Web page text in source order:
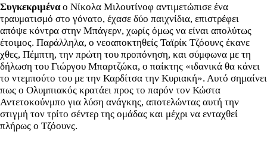
Συγκεκριμέναο Νίκολα Μιλουτίνοφ αντιμετώπισε ένα
τραυματισμό στο γόνατο, έχασε δύο παιχνίδια, επιστρέφει
απόψε κόντρα στην Μπάγερν, χωρίς όμως να είναι απολύτως
έτοιμος. Παράλληλα, ο νεοαποκτηθείς Ταϊρίκ Τζόουνς έκανε
χθες, Πέμπτη, την πρώτη του προπόνηση, και σύμφωνα με τη
δήλωση του Γιώργου Μπαρτζώκα, ο παίκτης «ιδανικά θα κάνει
το ντεμπούτο του με την Καρδίτσα την Κυριακή». Αυτό σημαίνει
πως ο Ολυμπιακός κρατάει προς το παρόν τον Κώστα
Αντετοκούνμπο για λύση ανάγκης, αποτελώντας αυτή την
στιγμή τον τρίτο σέντερ της ομάδας και μέχρι να ενταχθεί
πλήρως ο Τζόουνς.